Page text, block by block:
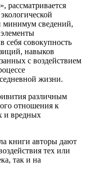
рассматривается
минимум сведений,
себя совокупность
навыков
с воздействием
жизни.
различным
отношения к
и вредных
книги авторы дают
тех или
так и на